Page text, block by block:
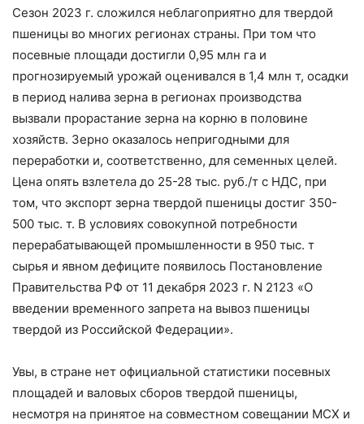
Сезон 2023 г. сложился неблагоприятно для твердой
пшеницы во многих регионах страны. При том что
посевные площади достигли 0,95 млн га и
прогнозируемый урожай оценивался в 1,4 млн т, осадки
в период налива зерна в регионах производства
вызвали прорастание зерна на корню в половине
хозяйств. Зерно оказалось непригодными для
переработки и, соответственно, для семенных целей.
Цена опять взлетела до 25-28 тыс. руб./т с НДС, при
том, что экспорт зерна твердой пшеницы достиг 350-
500 тыс. т. В условиях совокупной потребности
перерабатывающей промышленности в 950 тыс. т
сырья и явном дефиците появилось Постановление
Правительства РФ от 11 декабря 2023 г. N 2123 «О
введении временного запрета на вывоз пшеницы
твердой из Российской Федерации».
Увы, в стране нет официальной статистики посевных
площадей и валовых сборов твердой пшеницы,
несмотря на принятое на совместном совещании МСХ и